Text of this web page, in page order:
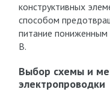
конструктивных
способом
питание
В.
Выбор схемы и
электропроводки